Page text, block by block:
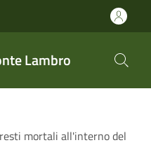
Lambro
mortali all'interno del